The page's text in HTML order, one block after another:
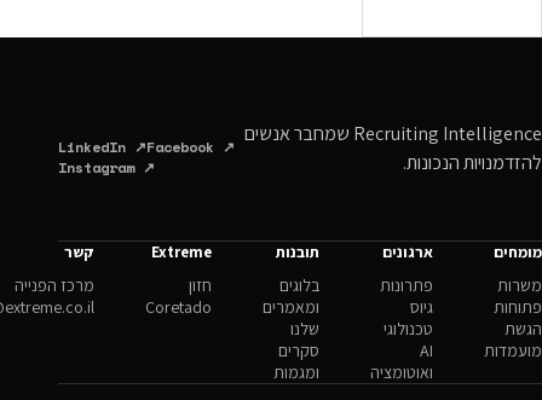
Recruiting Intelligence שמחבר אנשים
LinkedIn ↗Facebook ↗
ארגונים
פתרונות
גיוס
טכנולוגי
AI
תובנות
בלוגים
ומאמרים
שלנו
סקרים
ומגמות
Extreme
חזון
Coretado
קשר
מרכז הפנייה
hello@extreme.co.il